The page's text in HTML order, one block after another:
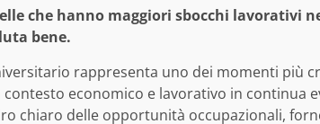
che hanno maggiori sbocchi lavorativi
bene.
rappresenta uno dei momenti più
economico e lavorativo in continua
chiaro delle opportunità occupazionali,